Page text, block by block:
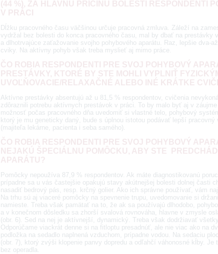
Dĺžku pracovného času väčšinou určuje pracovná zmluva. Záleží na
vydržal bez bolesti do konca pracovného času, mal by dbať na prestávky
a dlhotrvajúce zaťažovanie svojho pohybového aparátu. Raz, lepšie dva-
cviky. Na aktívny pohyb však treba myslieť aj mimo práce.
Aktívne prestávky absentujú až u 81,5 % respondentov, cvičenia
zdôraznili potrebu aktívnych prestávok v práci. To by malo byť aj v
možnosť počas pracovného dňa uvedomiť si vlastné telo, pohybový
ktorý je mu geneticky daný, bude s úplnou istotou podávať lepší
(majiteľa lekárne, pacienta i seba samého).
Pomôcky nepoužíva 87,9 % respondentov. Ak máte diagnostikovanú
prípadne sa u vás častejšie opakujú stavy akútnejšej bolesti dolnej časti
nasadiť bedrový pás, resp. krčný golier. Ako ich správne používať, vám
Na trhu sú aj viaceré pomôcky na spevnenie trupu, uvedomovanie si
namieste. Treba však pamätať na to, že ak sa používajú dlhodobo,
a v konečnom dôsledku sa zhorší svalová rovnováha, hlavne v zmysle
(obr. 6). Sed na nej je aktívnejší, dynamický. Treba však dodržiavať
Odporúčame viackrát denne si na fitloptu presadnúť, ale nie viac ako na
podložka na sedadlo naplnená vzduchom, prípadne vodou. Na sedaciu
(obr. 7), ktorý zvýši klopenie panvy dopredu a odľahčí váhonosné kĺby.
bez operadla.